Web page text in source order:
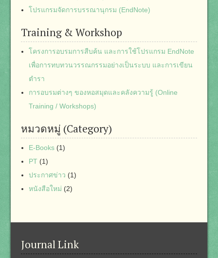
โปรแกรมจัดการบรรณานุกรม (EndNote)
Training & Workshop
โครงการอบรมการสืบค้น และการใช้โปรแกรม EndNote
เพื่อการทบทวนวรรณกรรมอย่างเป็นระบบ และการเขียน
ตำรา
การอบรมต่างๆ ของหอสมุดและคลังความรู้ (Online
Training / Workshops)
หมวดหมู่ (Category)
E-Books(1)
PT(1)
ประกาศข่าว (1)
หนังสือใหม่ (2)
Journal Link